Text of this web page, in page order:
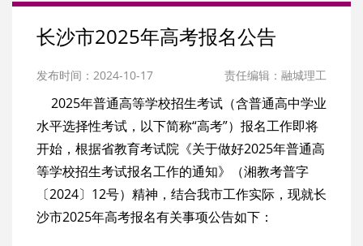
长沙市2025年高考报名公告
发布时间：2024-10-17 责任编辑：融城理工
2025年普通高等学校招生考试（含普通高中学业
水平选择性考试，以下简称“高考”）报名工作即将
开始，根据省教育考试院《关于做好2025年普通高
等学校招生考试报名工作的通知》（湘教考普字
〔2024〕12号）精神，结合我市工作实际，现就长
沙市2025年高考报名有关事项公告如下：